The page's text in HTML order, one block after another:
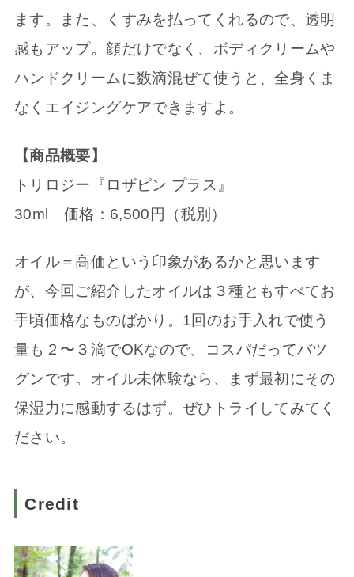
ます。また、くすみを払ってくれるので、透明
感もアップ。顔だけでなく、ボディクリームや
ハンドクリームに数滴混ぜて使うと、全身くま
なくエイジングケアできますよ。
【商品概要】
トリロジー『ロザピン プラス』
30ml 価格：6,500円（税別）
オイル＝高価という印象があるかと思います
が、今回ご紹介したオイルは３種ともすべてお
手頃価格なものばかり。1回のお手入れで使う
量も２〜３滴でOKなので、コスパだってバツ
グンです。オイル未体験なら、まず最初にその
保湿力に感動するはず。ぜひトライしてみてく
ださい。
Credit